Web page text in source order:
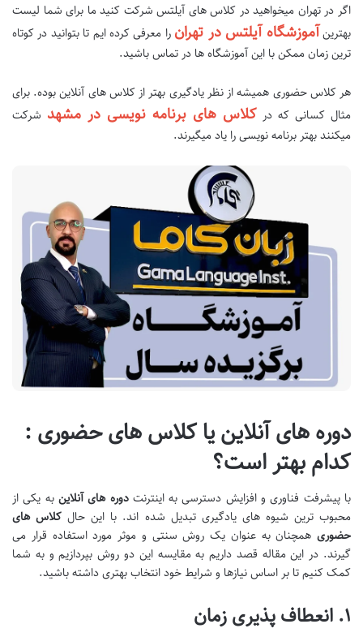
اگر در تهران میخواهید در کلاس های آیلتس شرکت کنید ما برای شما لیست
بهترینآموزشگاه آیلتس در تهران را معرفی کرده ایم تا بتوانید در کوتاه
ترین زمان ممکن با این آموزشگاه ها در تماس باشید.
هر کلاس حضوری همیشه از نظر یادگیری بهتر از کلاس های آنلاین بوده. برای
مثال کسانی که در کلاس های برنامه نویسی در مشهد شرکت
میکنند بهتر برنامه نویسی را یاد میگیرند.
دوره های آنلاین یاکلاس های حضوری :
کدام بهتر است؟
با پیشرفت فناوری و افزایش دسترسی به اینترنتدوره های آنلاین به یکی از
محبوب ترین شیوه های یادگیری تبدیل شده اند. با این حال کلاس های
حضوری همچنان به عنوان یک روش سنتی و موثر مورد استفاده قرار می
گیرند. در این مقاله قصد داریم به مقایسه این دو روش بپردازیم و به شما
کمک کنیم تا بر اساس نیازها و شرایط خود انتخاب بهتری داشته باشید.
۱. انعطاف پذیری زمان